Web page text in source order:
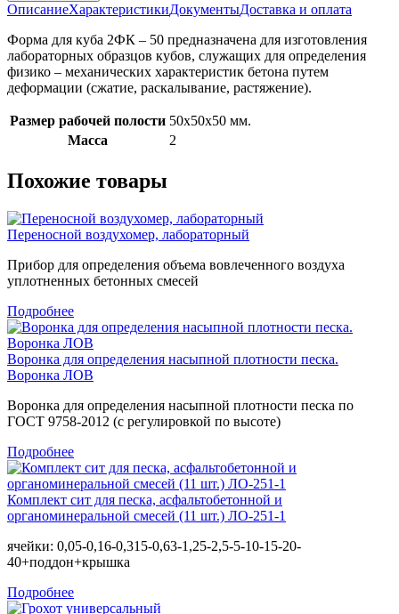
ОписаниеХарактеристикиДокументыДоставка и оплата
Форма для куба 2ФК – 50 предназначена для изготовления
лабораторных образцов кубов, служащих для определения
физико – механических характеристик бетона путем
деформации (сжатие, раскалывание, растяжение).
Размер рабочей полости 50х50х50 мм.
Масса
2
Похожие товары
Переносной воздухомер, лабораторный
Прибор для определения объема вовлеченного воздуха
уплотненных бетонных смесей
Подробнее
Воронка для определения насыпной плотности песка.
Воронка ЛОВ
Воронка для определения насыпной плотности песка по
ГОСТ 9758-2012 (с регулировкой по высоте)
Подробнее
Комплект сит для песка, асфальтобетонной и
органоминеральной смесей (11 шт.) ЛО-251-1
ячейки: 0,05-0,16-0,315-0,63-1,25-2,5-5-10-15-20-
40+поддон+крышка
Подробнее